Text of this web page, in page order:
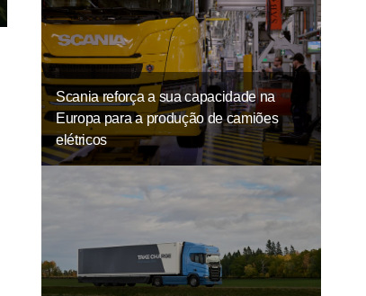
Scania reforça a sua capacidade na
Europa para a produção de camiões
elétricos